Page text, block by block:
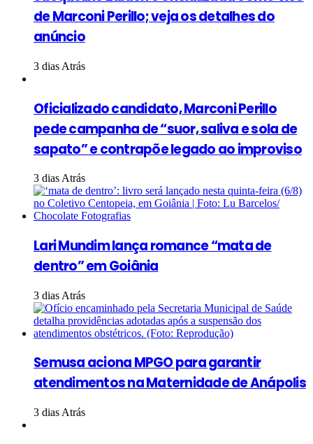
de Marconi Perillo; veja os detalhes do
anúncio
3 dias Atrás
Oficializado candidato, Marconi Perillo
pede campanha de “suor, saliva e sola de
sapato” e contrapõe legado ao improviso
3 dias Atrás
Lari Mundim lança romance “mata de
dentro” em Goiânia
3 dias Atrás
Semusa aciona MPGO para garantir
atendimentos na Maternidade de Anápolis
3 dias Atrás